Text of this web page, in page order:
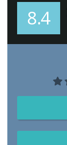
8.4